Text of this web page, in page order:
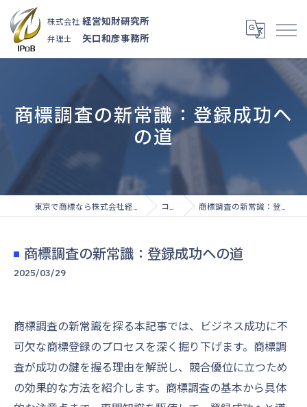
株式会社 経営知財研究所
弁理士 矢口和彦事務所
商標調査の新常識：登録成功へ
の道
コラム 商標調査の新常識：登録成功への道
商標調査の新常識：登録成功への道
2025/03/29
商標調査の新常識を探る本記事では、ビジネス成功に不
可欠な商標登録のプロセスを深く掘り下げます。商標調
査が成功の鍵を握る理由を解説し、競合優位に立つため
の効果的な方法を紹介します。商標調査の基本から具体